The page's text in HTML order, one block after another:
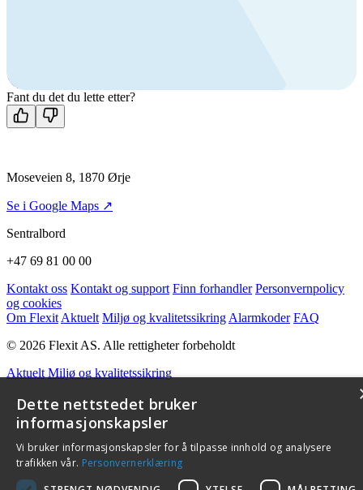
Kontakt oss
Fant du det du lette etter?
Moseveien 8, 1870 Ørje
Se i Google Maps ↗
Sentralbord
+47 69 81 00 00
Kontakt oss Kontakt og support Finn forhandler Personvernpolicy
og cookies
Om Flexit Aktuelt Miljø og kvalitetssikring Alarmkoder FAQ
© 2026 Flexit AS. Alle rettigheter forbeholdt
Aktuelt Miljø og kvalitetssikring
Dette nettstedet bruker
informasjonskapsler
Vi bruker informasjonskapsler for å tilpasse innhold og analysere
trafikken vår. Personvernerklæring